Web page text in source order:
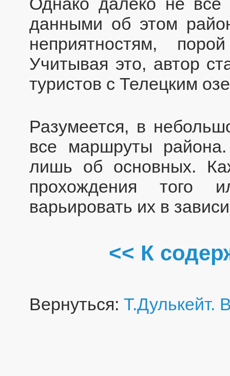
данными об этом
неприятностям,
Учитывая это, автор
туристов с Телецким
Разумеется, в
все маршруты района.
лишь об основных.
прохождения того
варьировать их в
<< К
Вернуться: Т.Дулькейт.